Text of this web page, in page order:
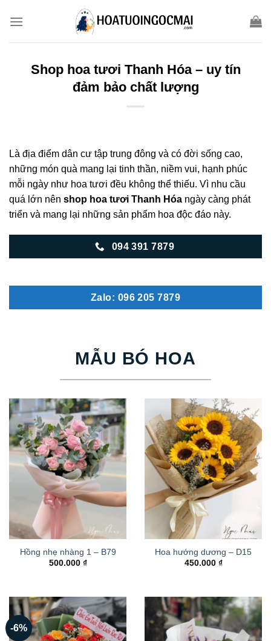
Shop hoa tươi Thanh Hóa – uy tín
đảm bảo chất lượng
Là địa điểm dân cư tập trung đông và có đời sống cao,
những món quà mang lại tinh thần, niềm vui, hạnh phúc
mỗi ngày như hoa tươi đều không thể thiếu. Vì nhu cầu
quá lớn nên shop hoa tươi Thanh Hóa ngày càng phát
triển và mang lại những sản phẩm hoa độc đáo này.
094 391 7879
Zalo: 096 205 7879
MẪU BÓ HOA
Hồng nhẹ nhàng 1 – B79
500.000 ₫
Hoa hướng dương – D15
450.000 ₫
-6%